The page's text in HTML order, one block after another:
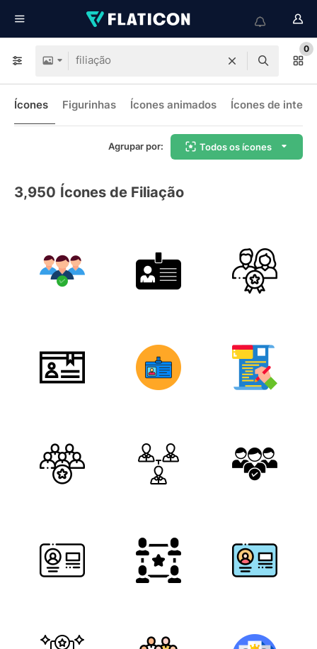
0
Ícones Figurinhas Ícones animados Ícones de
Agrupar por: Todos os ícones
3,950 Ícones de Filiação